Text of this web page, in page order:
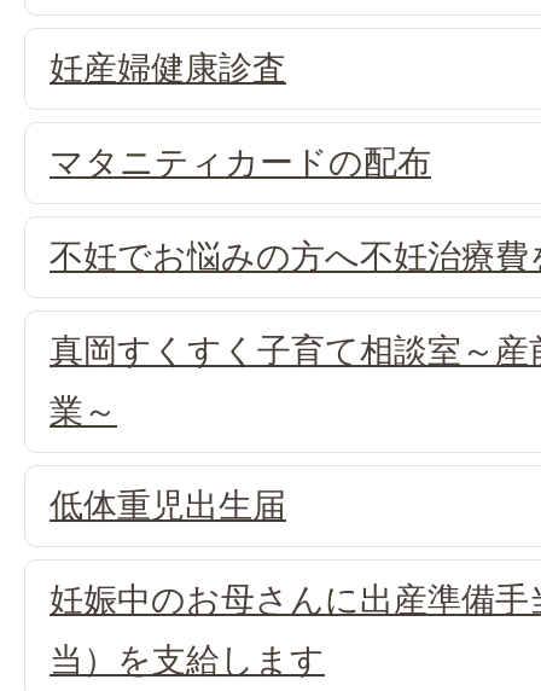
妊産婦健康診査
マタニティカードの配布
不妊でお悩みの方へ不妊治療
真岡すくすく子育て相談室～
業～
低体重児出生届
妊娠中のお母さんに出産準備
当）を支給します